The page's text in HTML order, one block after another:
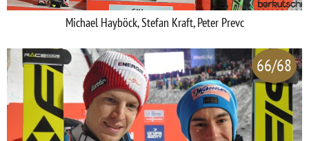
Michael Hayböck, Stefan Kraft, Peter Prevc
66/68